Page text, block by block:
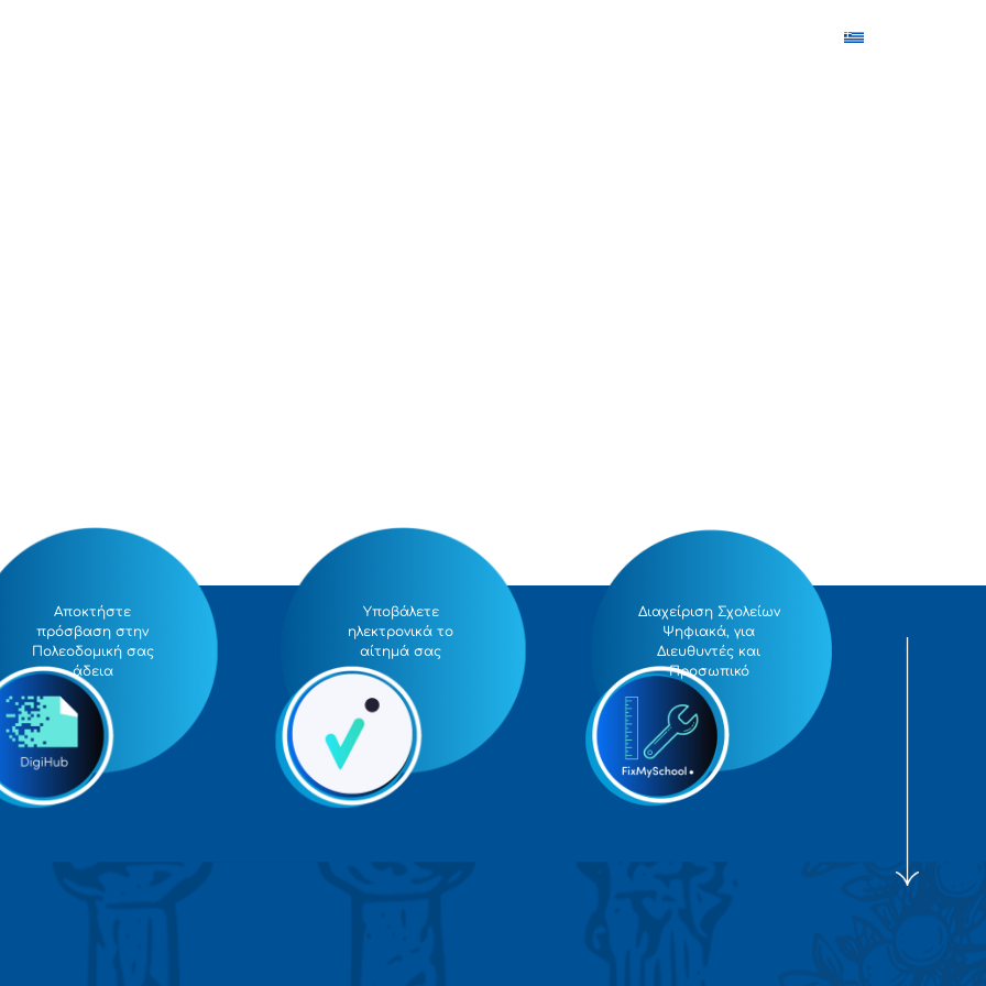
Προς Κορινθίους επιστολή Παύλου, Α’ 8:1
Αποκτήστε
πρόσβαση στην
Πολεοδομική σας
άδεια
Υποβάλετε
ηλεκτρονικά το
αίτημά σας
Διαχείριση Σχολείων
Ψηφιακά, για
Διευθυντές και
Προσωπικό